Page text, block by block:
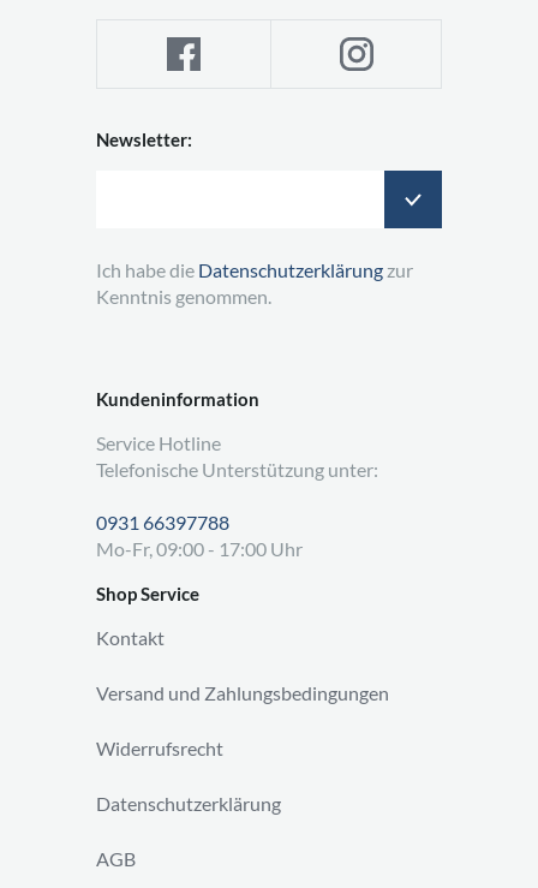
Kundeninformation
Service Hotline
Telefonische Unterstützung unter:
0931 66397788
Mo-Fr, 09:00 - 17:00 Uhr
Shop Service
Kontakt
Versand und Zahlungsbedingungen
Widerrufsrecht
Datenschutzerklärung
AGB
Newsletter:
Ich habe die Datenschutzerklärung zur
Kenntnis genommen.